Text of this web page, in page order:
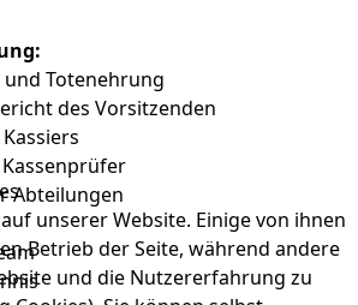
Totenehrung
des Vorsitzenden
Abteilungen
unserer Website. Einige von ihnen
Betrieb der Seite, während andere
und die Nutzererfahrung zu